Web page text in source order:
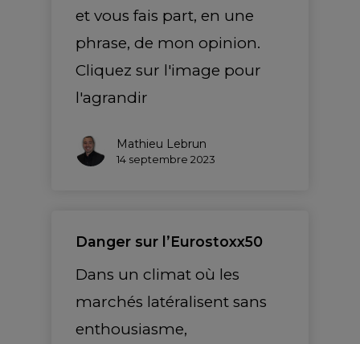
et vous fais part, en une
phrase, de mon opinion.
Cliquez sur l'image pour
l'agrandir
Mathieu Lebrun
14 septembre 2023
Danger sur l’Eurostoxx50
Dans un climat où les
marchés latéralisent sans
enthousiasme,